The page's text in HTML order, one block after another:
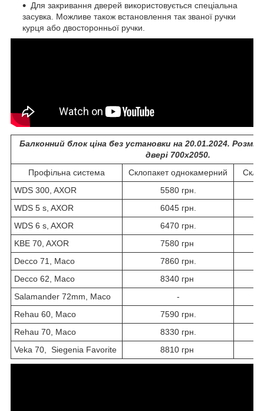
Для закривання дверей використовується спеціальна
засувка. Можливе також встановлення так званої ручки
курця або двосторонньої ручки.
Балконний блок ціна без установки на 20.01.2024.
двері 700х2050.
Профільна система
Склопакет однокамерний
WDS 300, AXOR
5580 грн.
WDS 5 s, AXOR
6045 грн.
WDS 6 s, AXOR
6470 грн.
KBE 70, AXOR
7580 грн
Decco 71, Maco
7860 грн.
Decco 62, Maco
8340 грн
Salamander 72mm, Maco
-
Rehau 60, Maco
7590 грн.
Rehau 70, Maco
8330 грн.
Veka 70, Siegenia Favorite
8810 грн